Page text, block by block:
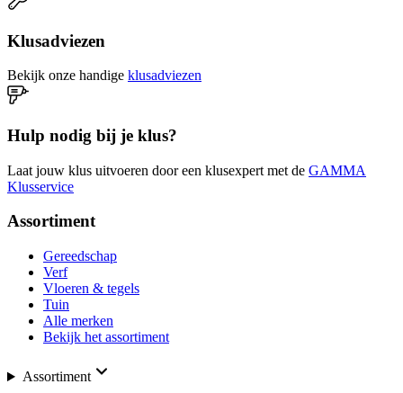
Klusadviezen
Bekijk onze handige klusadviezen
Hulp nodig bij je klus?
Laat jouw klus uitvoeren door een klusexpert met de GAMMA
Klusservice
Assortiment
Gereedschap
Verf
Vloeren & tegels
Tuin
Alle merken
Bekijk het assortiment
Assortiment